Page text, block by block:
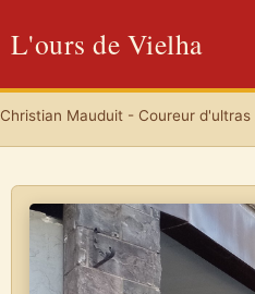
L'ours de Vielha
Christian Mauduit - Coureur d'ultras